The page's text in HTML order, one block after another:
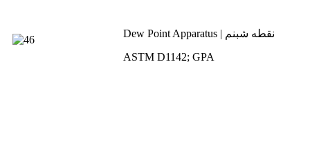
Dew Point Apparatus | نقطه شبنم
ASTM D1142; GPA